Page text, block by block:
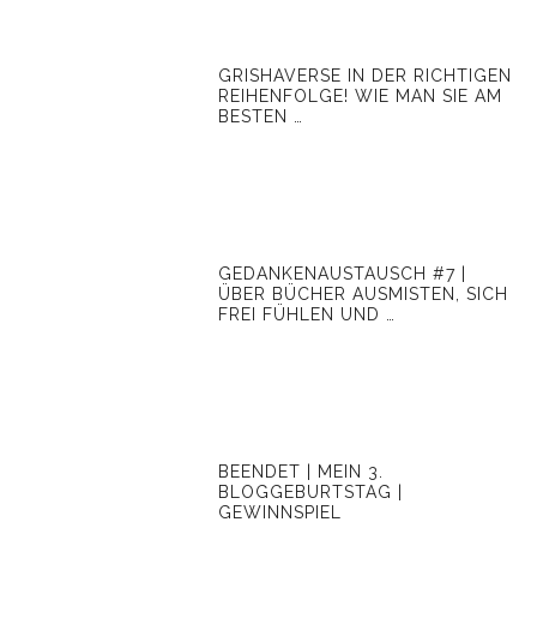
GRISHAVERSE IN DER RICHTIGEN
REIHENFOLGE! WIE MAN SIE AM
BESTEN …
GEDANKENAUSTAUSCH #7 |
ÜBER BÜCHER AUSMISTEN, SICH
FREI FÜHLEN UND …
BEENDET | MEIN 3.
BLOGGEBURTSTAG |
GEWINNSPIEL